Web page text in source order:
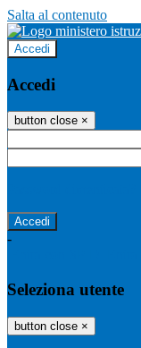
Salta al contenuto
Accedi
Accedi
button close ×
-
Seleziona utente
button close ×